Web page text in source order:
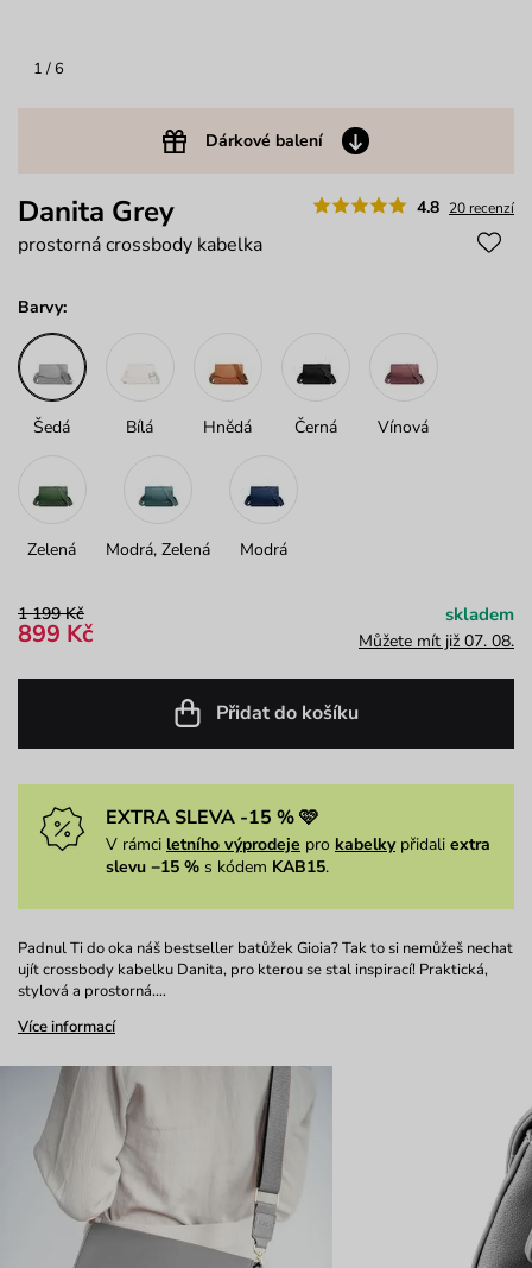
1 / 6
Dárkové balení
4.8 20 recenzí
Danita Grey
prostorná crossbody kabelka
Barvy:
Šedá Bílá Hnědá Černá Vínová
Zelená Modrá, Zelená Modrá
1 199 Kč
899 Kč
skladem
Můžete mít již 07. 08.
Přidat do košíku
EXTRA SLEVA -15 % 🩷
V rámci letního výprodeje pro kabelkypřidali extra
slevu −15 % s kódem KAB15.
Padnul Ti do oka náš bestseller batůžek Gioia? Tak to si nemůžeš nechat
ujít crossbody kabelku Danita, pro kterou se stal inspirací! Praktická,
stylová a prostorná.…
Více informací